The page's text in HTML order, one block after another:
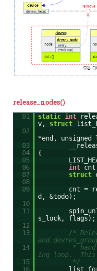
release_nodes()
01 static int
v, struct
02
*end, unsigned
03
04
{
05
06
int
07
struct
08
09
cnt =
d, &todo);
10
11
s_lock, flags);
12
13
/*
and
14
*
ing loop.
15
*/
16